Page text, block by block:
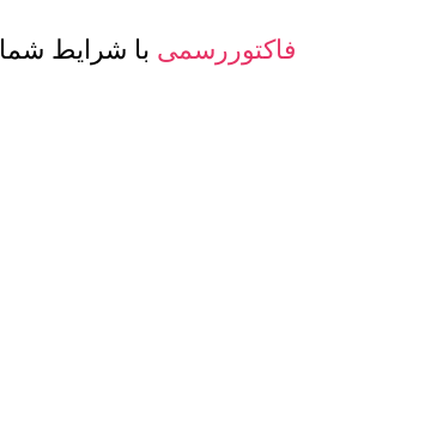
فاکتوررسمی با شرایط شما